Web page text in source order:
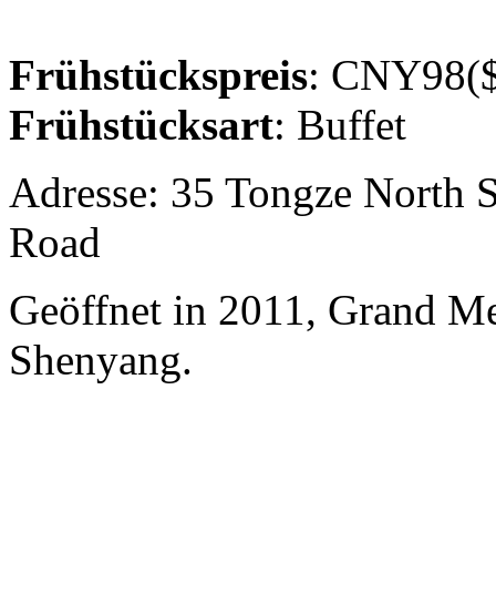
Frühstückspreis:
Frühstücksart: Buffet
Adresse: 35 Tongze North
Road
Geöffnet in 2011, Grand
Shenyang.